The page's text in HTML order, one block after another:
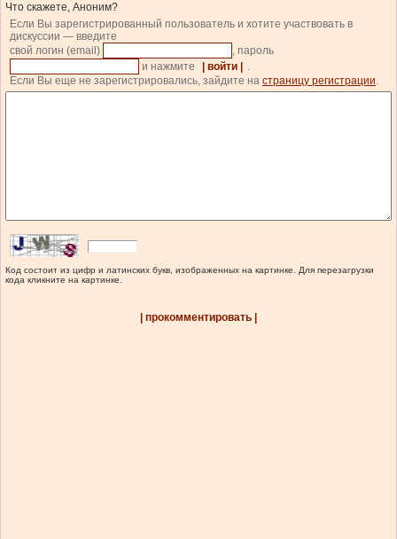
Что скажете, Аноним?
Если Вы зарегистрированный пользователь и хотите участвовать в
дискуссии — введите
свой логин (email)
, пароль
и нажмите
| войти |
.
Если Вы еще не зарегистрировались, зайдите на страницу регистрации.
Код состоит из цифр и латинских букв, изображенных на картинке. Для перезагрузки
кода кликните на картинке.
| прокомментировать |